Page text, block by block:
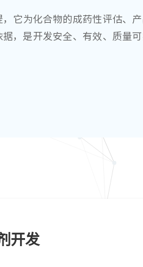
它为化合物的成药性评估、
，是开发安全、有效、质量
开发